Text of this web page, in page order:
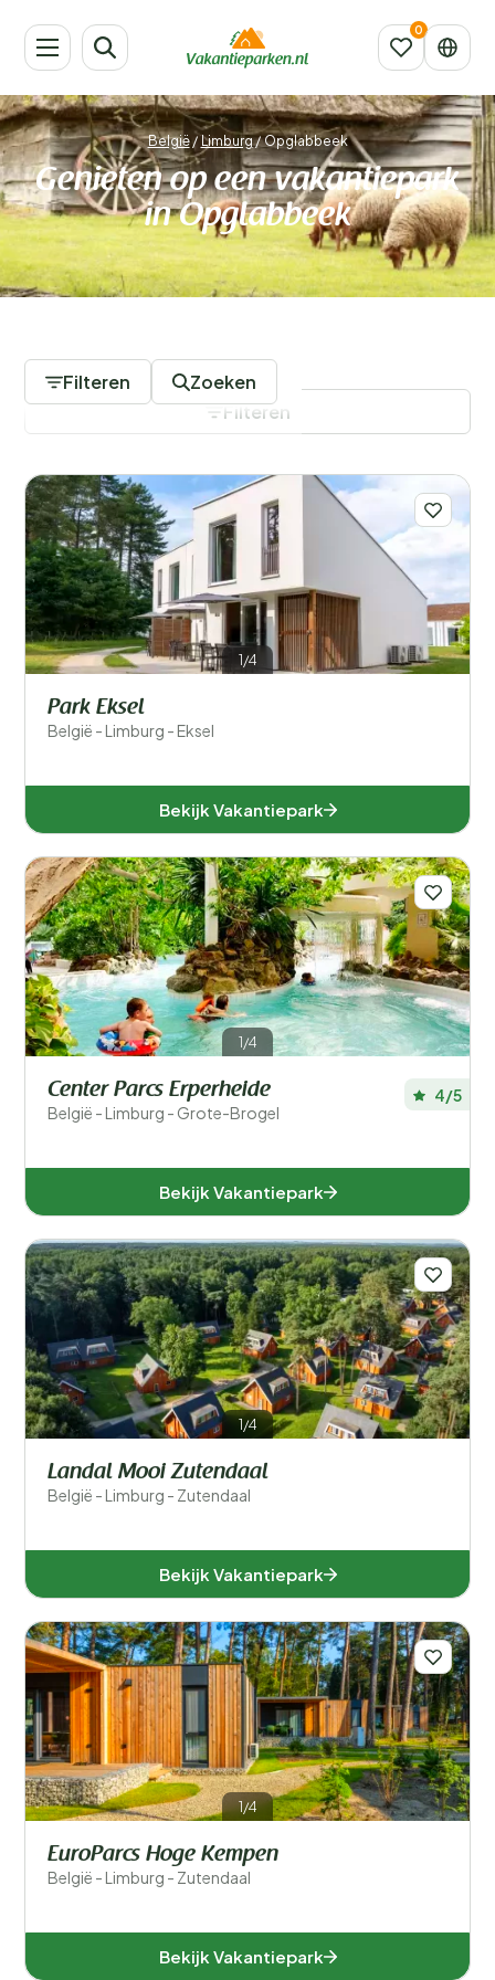
België /Limburg/Opglabbeek
Genieten op een vakantiepark
in Opglabbeek
Filteren Zoeken
Voor kinderen
Eten en drinken
Algemene parkfaciliteiten
Sport en recreatie
Wellness
Ligging
Verblijfstype
Speciale voorkeuren
Aanbieder
Faciliteiten accommodatie
Aantal slaapkamers
Aantal badkamers
Filters opslaan
Filteren
1/4
Park Eksel
België - Limburg - Eksel
Bekijk Vakantiepark
1/4
Center Parcs Erperheide
België - Limburg - Grote-Brogel
4/5
Bekijk Vakantiepark
1/4
Landal Mooi Zutendaal
België - Limburg - Zutendaal
Bekijk Vakantiepark
1/4
EuroParcs Hoge Kempen
België - Limburg - Zutendaal
Bekijk Vakantiepark